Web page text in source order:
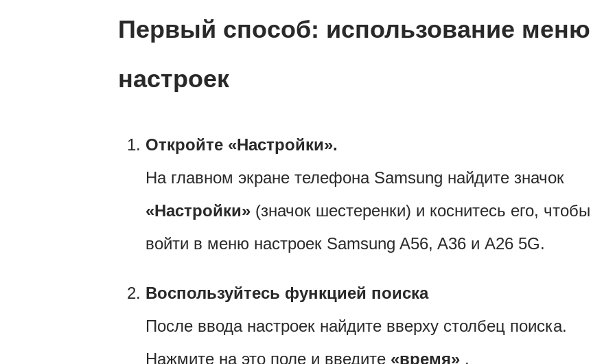
Первый способ: использование меню
настроек
Откройте «Настройки».
На главном экране телефона Samsung найдите значок
«Настройки» (значок шестеренки) и коснитесь его, чтобы
войти в меню настроек Samsung A56, A36 и A26 5G.
Воспользуйтесь функцией поиска
После ввода настроек найдите вверху столбец поиска.
Нажмите на это поле и введите «время» .